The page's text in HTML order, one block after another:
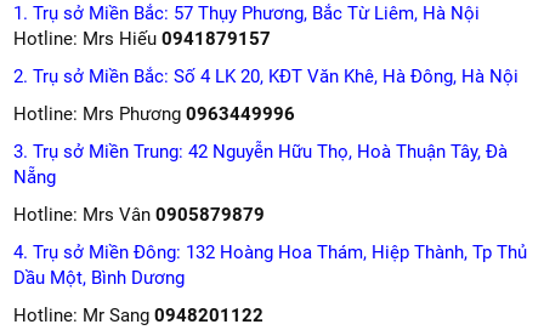
1. Trụ sở Miền Bắc: 57 Thụy Phương, Bắc Từ Liêm, Hà Nội
Hotline: Mrs Hiếu0941879157
2. Trụ sở Miền Bắc: Số 4 LK 20, KĐT Văn Khê, Hà Đông, Hà Nội
Hotline: Mrs Phương0963449996
3. Trụ sở Miền Trung: 42 Nguyễn Hữu Thọ, Hoà Thuận Tây, Đà
Nẵng
Hotline: Mrs Vân0905879879
4. Trụ sở Miền Đông: 132 Hoàng Hoa Thám, Hiệp Thành, Tp Thủ
Dầu Một, Bình Dương
Hotline: Mr Sang0948201122